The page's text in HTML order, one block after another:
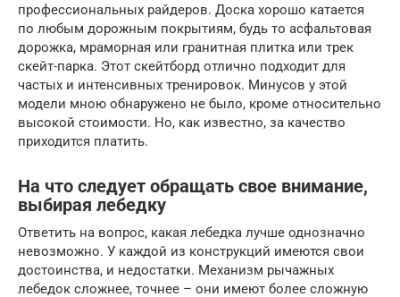
профессиональных райдеров. Доска хорошо катается
по любым дорожным покрытиям, будь то асфальтовая
дорожка, мраморная или гранитная плитка или трек
скейт-парка. Этот скейтборд отлично подходит для
частых и интенсивных тренировок. Минусов у этой
модели мною обнаружено не было, кроме относительно
высокой стоимости. Но, как известно, за качество
приходится платить.
На что следует обращать свое внимание,
выбирая лебедку
Ответить на вопрос, какая лебедка лучше однозначно
невозможно. У каждой из конструкций имеются свои
достоинства, и недостатки. Механизм рычажных
лебедок сложнее, точнее – они имеют более сложную